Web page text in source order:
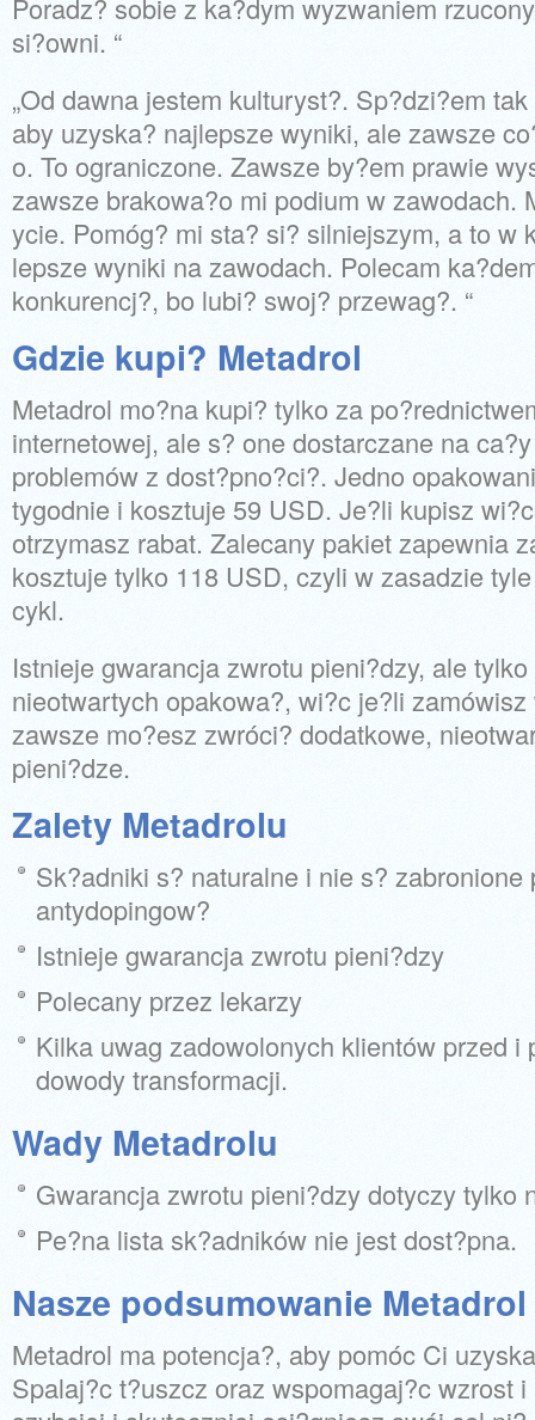
Poradz? sobie z ka?dym wyzwaniem
si?owni. “
„Od dawna jestem kulturyst?. Sp?dzi?em
aby uzyska? najlepsze wyniki, ale zawsze
o. To ograniczone. Zawsze by?em prawie
zawsze brakowa?o mi podium w zawodach.
ycie. Pomóg? mi sta? si? silniejszym, a to w
lepsze wyniki na zawodach. Polecam
konkurencj?, bo lubi? swoj? przewag?. “
Gdzie kupi? Metadrol
Metadrol mo?na kupi? tylko za
internetowej, ale s? one dostarczane na
problemów z dost?pno?ci?. Jedno
tygodnie i kosztuje 59 USD. Je?li kupisz
otrzymasz rabat. Zalecany pakiet zapewnia
kosztuje tylko 118 USD, czyli w zasadzie
cykl.
Istnieje gwarancja zwrotu pieni?dzy, ale
nieotwartych opakowa?, wi?c je?li
zawsze mo?esz zwróci? dodatkowe,
pieni?dze.
Zalety Metadrolu
Sk?adniki s? naturalne i nie s?
antydopingow?
Istnieje gwarancja zwrotu pieni?dzy
Polecany przez lekarzy
Kilka uwag zadowolonych klientów przed i
dowody transformacji.
Wady Metadrolu
Gwarancja zwrotu pieni?dzy dotyczy tylko
Pe?na lista sk?adników nie jest dost?pna.
Nasze podsumowanie Metadrol
Metadrol ma potencja?, aby pomóc Ci
Spalaj?c t?uszcz oraz wspomagaj?c wzrost